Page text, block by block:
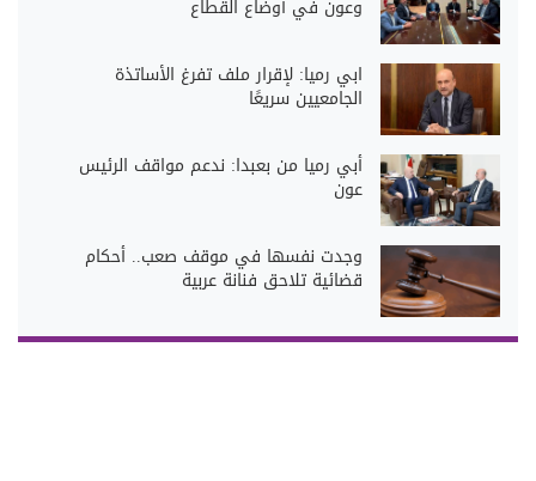
وعون في أوضاع القطاع
ابي رميا: لإقرار ملف تفرغ الأساتذة
الجامعيين سريعًا
أبي رميا من بعبدا: ندعم مواقف الرئيس
عون
وجدت نفسها في موقف صعب.. أحكام
قضائية تلاحق فنانة عربية